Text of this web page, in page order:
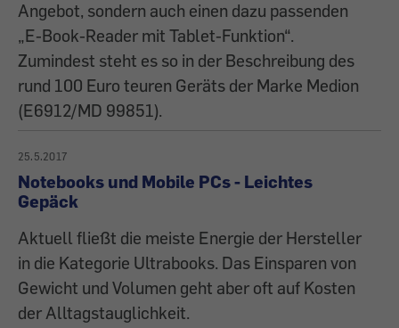
Angebot, sondern auch einen dazu passenden
„E-Book-Reader mit Tablet-Funktion“.
Zumindest steht es so in der Beschreibung des
rund 100 Euro teuren Geräts der Marke Medion
(E6912/MD 99851).
25.5.2017
Notebooks und Mobile PCs - Leichtes
Gepäck
Aktuell fließt die meiste Energie der Hersteller
in die Kategorie Ultrabooks. Das Einsparen von
Gewicht und Volumen geht aber oft auf Kosten
der Alltagstauglichkeit.